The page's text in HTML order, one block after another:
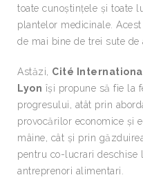
toate cunoștințele și toate
plantelor medicinale.
de mai bine de trei sute de
Astăzi, Cité
Lyon își propune să fie la
progresului, atât prin
provocărilor economice și
mâine, cât și prin
pentru co-lucrari deschise
antreprenori alimentari.